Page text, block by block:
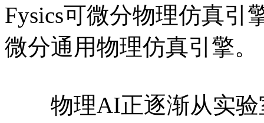
Fysics可微分物理仿真引
微分通用物理仿真引擎。
物理AI正逐渐从实验